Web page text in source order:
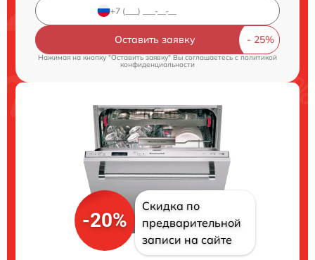
Оставить заявку
Нажимая на кнопку "Оставить заявку" Вы соглашаетесь cполитикой
конфиденциальности
-20%
Скидка по
предварительной
записи на сайте